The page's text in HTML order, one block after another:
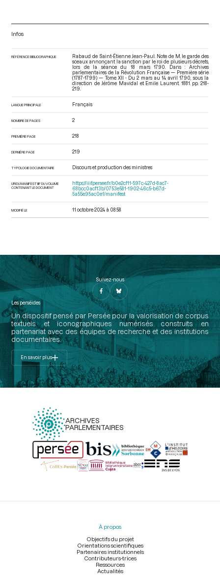
Infos
RÉFÉRENCE BIBLIOGRAPHIQUE
Rabaud de Saint-Étienne Jean-Paul. Note de M. le garde des
sceaux annonçant la sanction par le roi de plusieurs décrets,
lors de la séance du 18 mars 1790. Dans : Archives
parlementaires de la Révolution Française — Première série
(1787-1799) — Tome XII - Du 2 mars au 14 avril 1790 , sous la
direction de Jérôme Mavidal et Emile Laurent. 1881. pp. 218-
219.
LANGUE PRINCIPALE Français
NOMBRE DE PAGES 2
PREMIÈRE PAGE 218
DERNIÈRE PAGE 219
TYPOLOGIE DOCUMENTAIRE Discours et production des ministres
URI DU MANIFEST IIIF DU VOLUME
CONTENANT LE DOCUMENT
https://iiif.persee.fr/b0e2cf11-597c-427d-8ac7-
68bcc0acf13b/0753e581-1902-46c5-b67d-
5a55e95ac0e1/manifest
MODIFIÉ LE 11 octobre 2024 à 08:58
Suivez-nous
Les perséides
Un dispositif pensé par Persée pour la valorisation de corpus
textuels et iconographiques numérisés construits en
partenariat avec des équipes de recherche et des institutions
documentaires.
En savoir plus
ARCHIVES
PARLEMENTAIRES
Menu
À propos
Objectifs du projet
Orientations scientifiques
Partenaires institutionnels
Contributeurs-trices
Ressources
Actualités